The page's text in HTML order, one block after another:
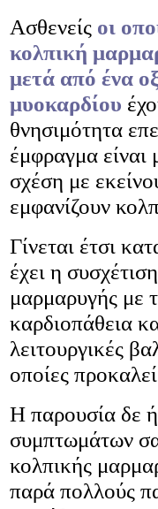
Ασθενείς οι
κολπική
μετά από ένα
μυοκαρδίου
θνησιμότητα
έμφραγμα
σχέση με
εμφανίζουν
Γίνεται έτσι
έχει η
μαρμαρυγής με
καρδιοπάθεια
λειτουργικές
οποίες
Η παρουσία δε
συμπτωμάτων
κολπικής
παρά πολλούς